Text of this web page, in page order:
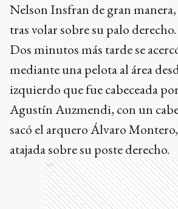
Nelson Insfran de gran
tras volar sobre su palo derecho.
Dos minutos más tarde se
mediante una pelota al área
izquierdo que fue cabeceada
Agustín Auzmendi, con un
sacó el arquero Álvaro
atajada sobre su poste derecho.
Ads